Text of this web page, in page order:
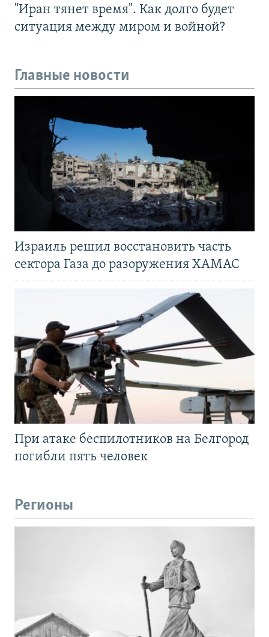
"Иран тянет время". Как долго будет
ситуация между миром и войной?
Главные новости
Израиль решил восстановить часть
сектора Газа до разоружения ХАМАС
При атаке беспилотников на Белгород
погибли пять человек
Регионы